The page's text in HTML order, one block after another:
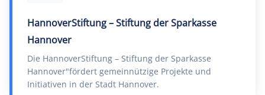
HannoverStiftung – Stiftung der Sparkasse
Hannover
Die HannoverStiftung – Stiftung der Sparkasse
Hannover"fördert gemeinnützige Projekte und
Initiativen in der Stadt Hannover.